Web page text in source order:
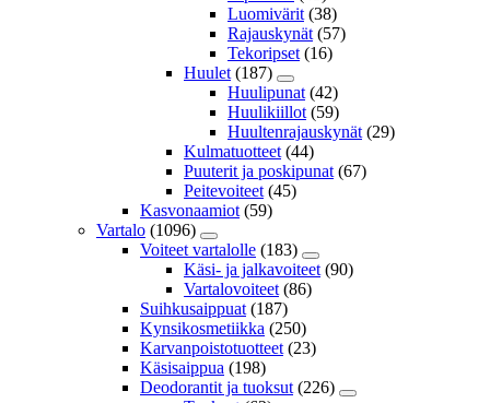
Luomivärit (38)
Rajauskynät (57)
Tekoripset (16)
Huulet (187)
Huulipunat (42)
Huulikiillot (59)
Huultenrajauskynät (29)
Kulmatuotteet (44)
Puuterit ja poskipunat (67)
Peitevoiteet (45)
Kasvonaamiot (59)
Vartalo (1096)
Voiteet vartalolle (183)
Käsi- ja jalkavoiteet (90)
Vartalovoiteet (86)
Suihkusaippuat (187)
Kynsikosmetiikka (250)
Karvanpoistotuotteet (23)
Käsisaippua (198)
Deodorantit ja tuoksut (226)